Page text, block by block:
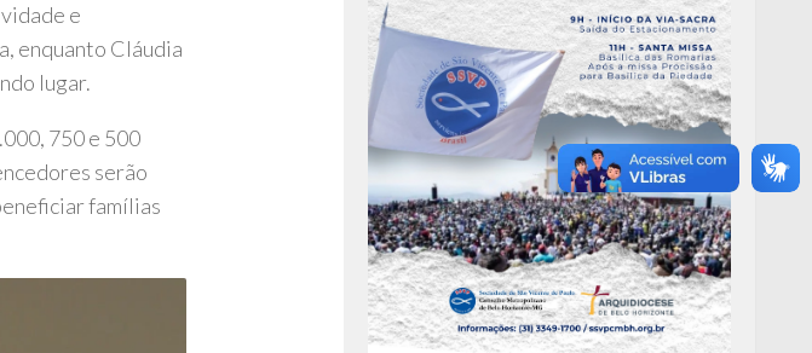
e
enquanto Cláudia
lugar.
750 e 500
serão
famílias